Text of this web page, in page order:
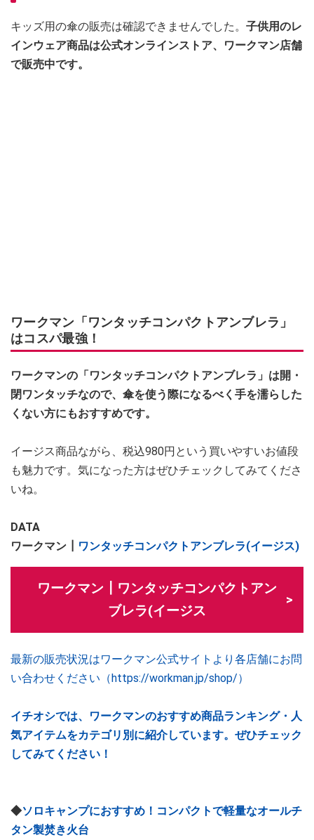
キッズ用の傘の販売は確認できませんでした。 子供用のレ
インウェア商品は公式オンラインストア、ワークマン店舗
で販売中です。
ワークマン「ワンタッチコンパクトアンブレラ」
はコスパ最強！
ワークマンの「ワンタッチコンパクトアンブレラ」は開・
閉ワンタッチなので、傘を使う際になるべく手を濡らした
くない方にもおすすめです。
イージス商品ながら、税込980円という買いやすいお値段
も魅力です。気になった方はぜひチェックしてみてくださ
いね。
DATA
ワークマン┃
ワンタッチコンパクトアンブレラ(イージス)
ワークマン┃ワンタッチコンパクトアン
ブレラ(イージス
最新の販売状況はワークマン公式サイトより各店舗にお問
い合わせください（https://workman.jp/shop/）
イチオシでは、ワークマンのおすすめ商品ランキング・人
気アイテムをカテゴリ別に紹介しています。ぜひチェック
してみてください！
◆ソロキャンプにおすすめ！コンパクトで軽量なオールチ
タン製焚き火台